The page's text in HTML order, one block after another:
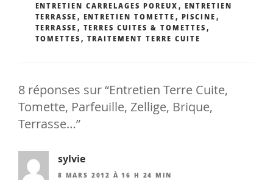
ENTRETIEN CARRELAGES POREUX , ENTRETIEN
TERRASSE , ENTRETIEN TOMETTE , PISCINE ,
TERRASSE , TERRES CUITES & TOMETTES ,
TOMETTES , TRAITEMENT TERRE CUITE
8 réponses sur “Entretien Terre Cuite,
Tomette, Parfeuille, Zellige, Brique,
Terrasse…”
sylvie
8 MARS 2012 À 16 H 24 MIN